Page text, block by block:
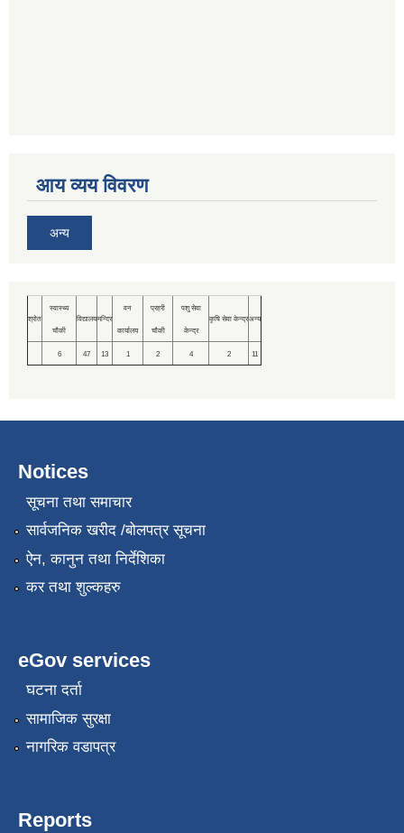
आय व्यय विवरण
अन्य
श्रोत
स्वास्थ्य
चौकी
विद्यालयमन्दिर
वन
कार्यालय
प्रहरी
चौकी
पशु सेवा
केन्द्र
कृषि सेवा केन्द्रअन्य
6 47 13 1 2 4 2 11
Notices
सूचना तथा समाचार
सार्वजनिक खरीद /बोलपत्र सूचना
ऐन, कानुन तथा निर्देशिका
कर तथा शुल्कहरु
eGov services
घटना दर्ता
सामाजिक सुरक्षा
नागरिक वडापत्र
Reports